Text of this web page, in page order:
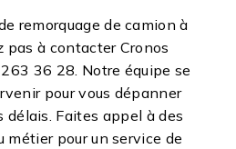
remorquage de camion à
pas à contacter Cronos
36 28. Notre équipe se
pour vous dépanner
délais. Faites appel à des
métier pour un service de